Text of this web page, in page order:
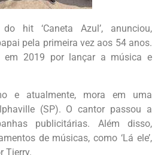
hit ‘Caneta Azul’, anunciou,
pela primeira vez aos 54 anos.
em 2019 por lançar a música e
e atualmente, mora em uma
(SP). O cantor passou a
publicitárias. Além disso,
de músicas, como ‘Lá ele’,
Tierry.